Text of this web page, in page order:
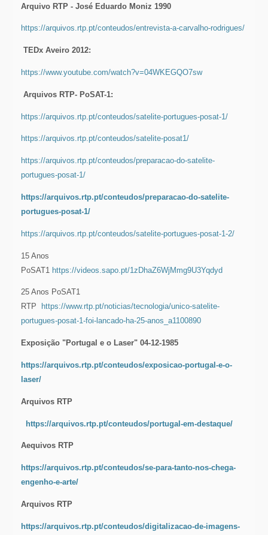
Arquivo RTP - José Eduardo Moniz 1990
https://arquivos.rtp.pt/conteudos/entrevista-a-carvalho-rodrigues/
TEDx Aveiro 2012:
https://www.youtube.com/watch?v=04WKEGQO7sw
Arquivos RTP- PoSAT-1:
https://arquivos.rtp.pt/conteudos/satelite-portugues-posat-1/
https://arquivos.rtp.pt/conteudos/satelite-posat1/
https://arquivos.rtp.pt/conteudos/preparacao-do-satelite-
portugues-posat-1/
https://arquivos.rtp.pt/conteudos/preparacao-do-satelite-
portugues-posat-1/
https://arquivos.rtp.pt/conteudos/satelite-portugues-posat-1-2/
15 Anos
PoSAT1 https://videos.sapo.pt/1zDhaZ6WjMmg9U3Yqdyd
25 Anos PoSAT1
RTP
https://www.rtp.pt/noticias/tecnologia/unico-satelite-
portugues-posat-1-foi-lancado-ha-25-anos_a1100890
Exposição "Portugal e o Laser" 04-12-1985
https://arquivos.rtp.pt/conteudos/exposicao-portugal-e-o-
laser/
Arquivos RTP
https://arquivos.rtp.pt/conteudos/portugal-em-destaque/
Aequivos RTP
https://arquivos.rtp.pt/conteudos/se-para-tanto-nos-chega-
engenho-e-arte/
Arquivos RTP
https://arquivos.rtp.pt/conteudos/digitalizacao-de-imagens-